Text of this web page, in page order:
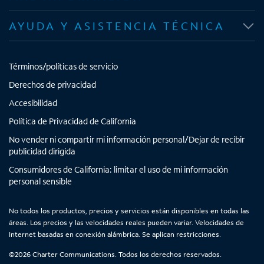
n
u
n
p
e
s
a
ñ
a
n
u
v
a
n
u
n
p
e
s
a
ñ
a
n
u
v
a
n
u
n
p
e
s
a
ñ
a
n
u
v
a
n
u
n
p
e
a
ñ
a
n
v
a
AYUDA Y ASISTENCIA TÉCNICA
Términos/políticas de servicio
Derechos de privacidad
Accesibilidad
Política de Privacidad de California
No vender ni compartir mi información personal/Dejar de recibir
publicidad dirigida
Consumidores de California: limitar el uso de mi información
personal sensible
No todos los productos, precios y servicios están disponibles en todas las
áreas. Los precios y las velocidades reales pueden variar. Velocidades de
Internet basadas en conexión alámbrica. Se aplican restricciones.
©2026 Charter Communications. Todos los derechos reservados.